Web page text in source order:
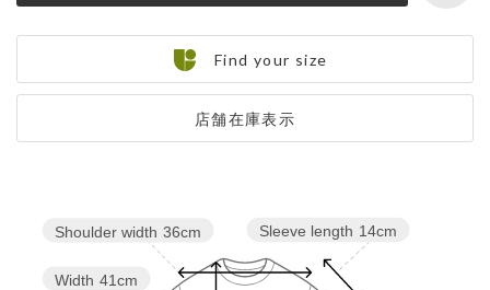
店舗在庫表示
Find your size
Sleeve length 14cm
Width 41cm
Shoulder width 36cm